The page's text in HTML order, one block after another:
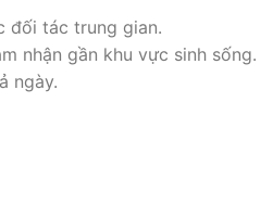
đối tác trung gian.
nhận gần khu vực sinh sống.
ngày.